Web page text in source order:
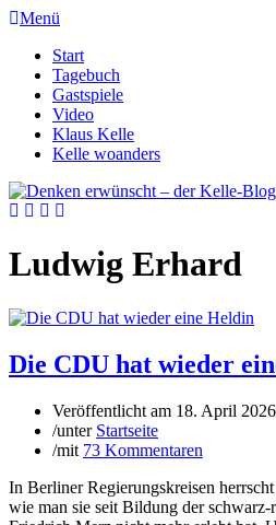
Menü
Start
Tagebuch
Gastspiele
Video
Klaus Kelle
Kelle woanders
Ludwig Erhard
Die CDU hat wieder
Veröffentlicht am 18. April 2026
/unter Startseite
/mit 73 Kommentaren
In Berliner Regierungskreisen
wie man sie seit Bildung der